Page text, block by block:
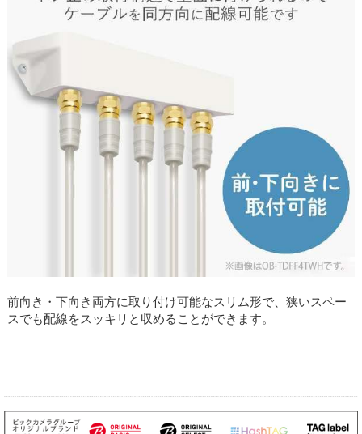
前向き・下向き両方に取り付け可能なスリム形で、狭いスペー
スでも配線をスッキリと収めることができます。